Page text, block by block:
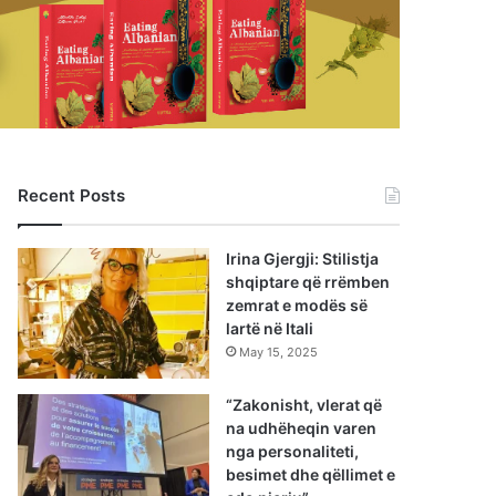
Recent Posts
Irina Gjergji: Stilistja
shqiptare që rrëmben
zemrat e modës së
lartë në Itali
May 15, 2025
“Zakonisht, vlerat që
na udhëheqin varen
nga personaliteti,
besimet dhe qëllimet e